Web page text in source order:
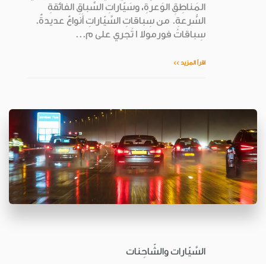
المَناطِقِ الوَعرةِ، وسَيّاراتِ السِّباقِ الفائقةِ
السُّرعةِ. من سِباقاتِ السَّيّاراتِ أَنواعٌ عديدةٌ.
سِباقاتُ فورمولا 1 تَجري على م...
اقرأ المزيد >>
السَّيّارات والشّاحِنات